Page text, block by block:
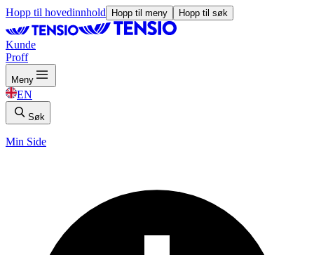
Hopp til hovedinnhold Hopp til meny Hopp til søk
Kunde
Proff
Meny
EN
Søk
Min Side